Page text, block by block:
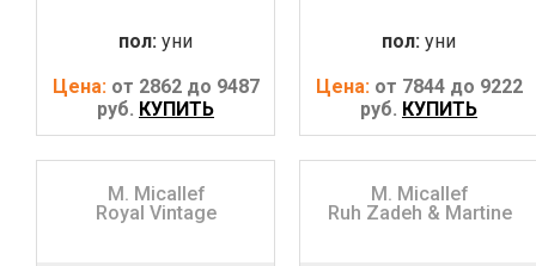
пол: уни
Цена: от 2862 до 9487
руб. КУПИТЬ
пол: уни
Цена: от 7844 до 9222
руб. КУПИТЬ
M. Micallef
Royal Vintage
M. Micallef
Ruh Zadeh & Martine